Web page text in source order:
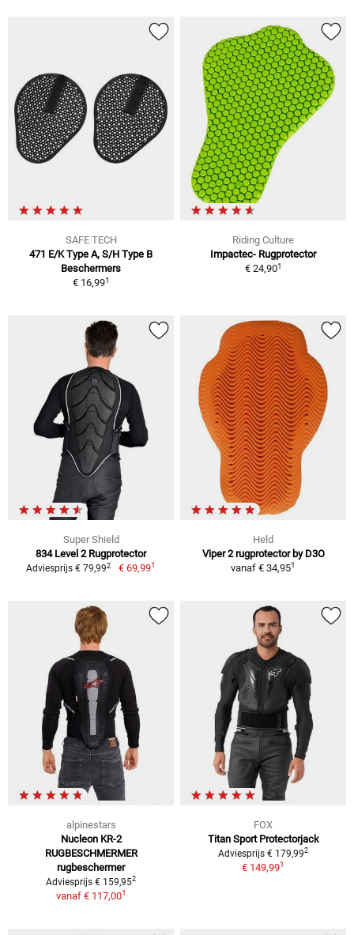
SAFE TECH
471 E/K Type A, S/H Type B
Beschermers
€ 16,991
Riding Culture
Impactec- Rugprotector
€ 24,901
Super Shield
834 Level 2 Rugprotector
Adviesprijs € 79,992 € 69,991
Held
Viper 2 rugprotector by D3O
vanaf € 34,951
alpinestars
Nucleon KR-2
RUGBESCHMERMER
rugbeschermer
Adviesprijs € 159,952
vanaf € 117,001
FOX
Titan Sport Protectorjack
Adviesprijs € 179,992
€ 149,991